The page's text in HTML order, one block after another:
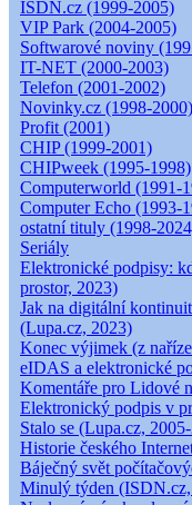
ISDN.cz (1999-2005)
VIP Park (2004-2005)
Softwarové noviny
IT-NET (2000-2003)
Telefon (2001-2002)
Novinky.cz (1998-2000)
Profit (2001)
CHIP (1999-2001)
CHIPweek (1995-1998)
Computerworld (1991-
Computer Echo (1993-
ostatní tituly (1998-
Seriály
Elektronické podpisy:
prostor, 2023)
Jak na digitální
(Lupa.cz, 2023)
Konec výjimek (z
eIDAS a elektronické
Komentáře pro Lidové
Elektronický podpis v
Stalo se (Lupa.cz,
Historie českého
Báječný svět
Minulý týden